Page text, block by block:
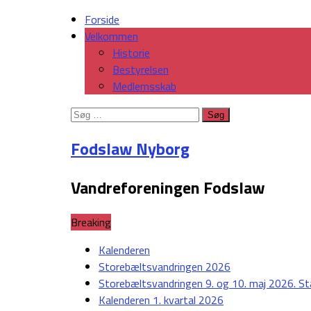
Forside
Velkommen
Historie
Bestyrelsen
Medlemsskab
Søg
Fodslaw Nyborg
Vandreforeningen Fodslaw
Breaking
Kalenderen
Storebæltsvandringen 2026
Storebæltsvandringen 9. og 10. maj 2026.
Kalenderen 1. kvartal 2026